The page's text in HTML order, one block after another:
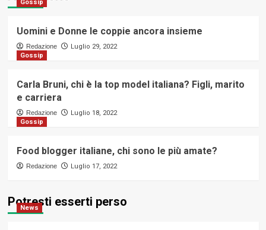
Gossip
Uomini e Donne le coppie ancora insieme
Redazione
Luglio 29, 2022
Gossip
Carla Bruni, chi è la top model italiana? Figli, marito
e carriera
Redazione
Luglio 18, 2022
Gossip
Food blogger italiane, chi sono le più amate?
Redazione Luglio 17, 2022
Potresti esserti perso
News